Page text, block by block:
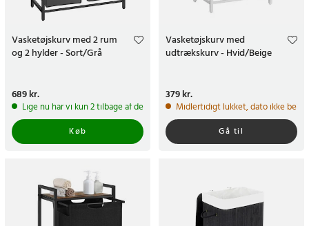
Vasketøjskurv med 2 rum
og 2 hylder - Sort/Grå
Pris:689 kr.
689 kr.
Lige nu har vi kun 2 tilbage af dette produkt
Køb
Vasketøjskurv med
udtrækskurv - Hvid/Beige
Pris:379 kr.
379 kr.
Midlertidigt lukket, dato ikke
Gå til